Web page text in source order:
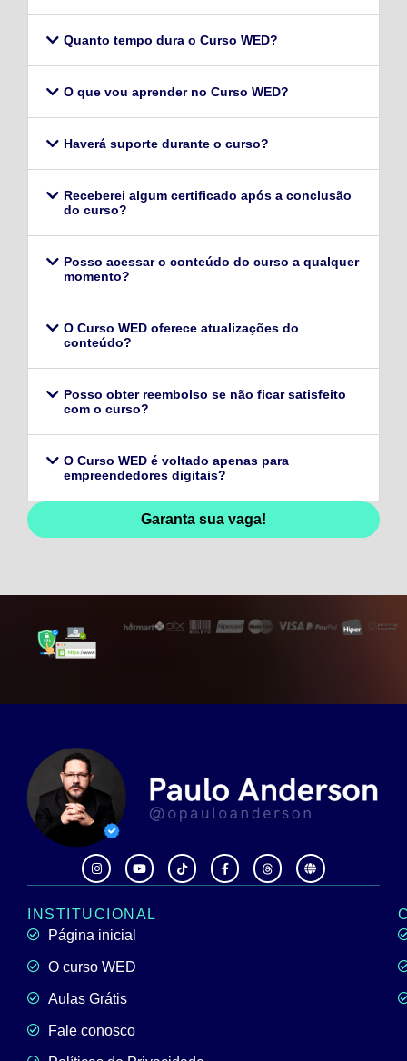
Quanto tempo dura o Curso WED?
O que vou aprender no Curso WED?
Haverá suporte durante o curso?
Receberei algum certificado após a conclusão
do curso?
Posso acessar o conteúdo do curso a qualquer
momento?
O Curso WED oferece atualizações do
conteúdo?
Posso obter reembolso se não ficar satisfeito
com o curso?
O Curso WED é voltado apenas para
empreendedores digitais?
Garanta sua vaga!
INSTITUCIONAL
Página inicial
O curso WED
Aulas Grátis
Fale conosco